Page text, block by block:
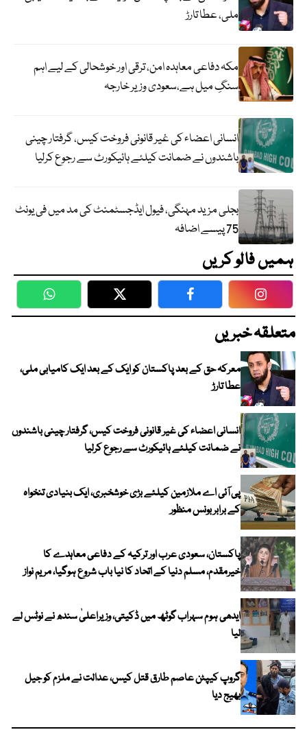
ملی، عطا تارڑ
مکہ دفاعی معاہدہ امن، ترقی اور خوشحالی کے لیے اہم
سنگِ میل ہے،سعودی وزیر خارجہ
انسانی اعضاء کی غیر قانونی فروخت کیس، گرفتار چینی
باشندوں نے ضمانت کیلئے ہائیکورٹ سے رجوع کرلیا
بجلی مزید مہنگی، فیول ایڈجسٹمنٹ کی مد میں فی یونٹ
75 پیسے اضافہ
ہمیں فالو کریں
WhatsApp Twitter Facebook
متعلقہ خبریں
معرکہ حق کے بعد پاکستان کو ایک کے بعد ایک کامیابی ملی،
عطا تارڑ
انسانی اعضاء کی غیر قانونی فروخت کیس، گرفتار چینی باشندوں
نے ضمانت کیلئے ہائیکورٹ سے رجوع کرلیا
پی آئی اے ملازمین کیلئے بڑی خوشخبری، ایک بنیادی تنخواہ
کے برابر بونس منظور
پاکستان، سعودی عرب اور ترکیہ کے دفاعی معاہدے کا
خیرمقدم، مسلم دنیا کے اتحاد کا نیا باب شروع ہوگیا، مریم نواز
ایدھی ہوم سہراب گوٹھ میں ڈکیتی، وزیراعلیٰ سندھ نے نوٹس لے
لیا
گروپ کیپٹن عاصم طارق قتل کیس، عدالت نے ملزم کو جیل
بھیج دیا